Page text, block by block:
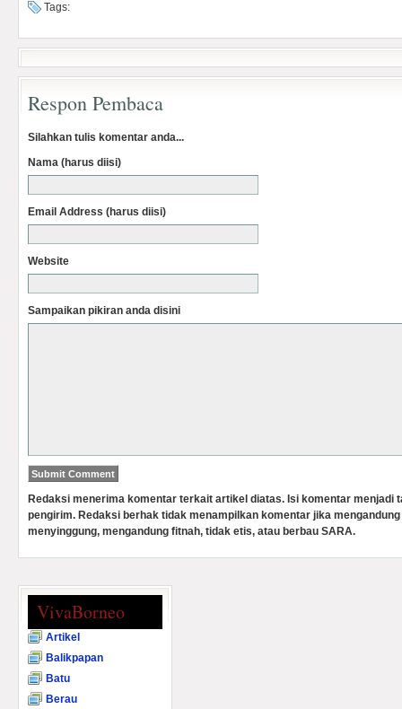
Tags:
Respon Pembaca
Silahkan tulis komentar anda...
Nama (harus diisi)
Email Address (harus diisi)
Website
Sampaikan pikiran anda disini
Redaksi menerima komentar terkait artikel diatas. Isi komentar menjadi
pengirim. Redaksi berhak tidak menampilkan komentar jika
menyinggung, mengandung fitnah, tidak etis, atau berbau SARA.
VivaBorneo
Artikel
Balikpapan
Batu
Berau